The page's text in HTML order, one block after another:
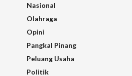
Nasional
Olahraga
Opini
Pangkal Pinang
Peluang Usaha
Politik